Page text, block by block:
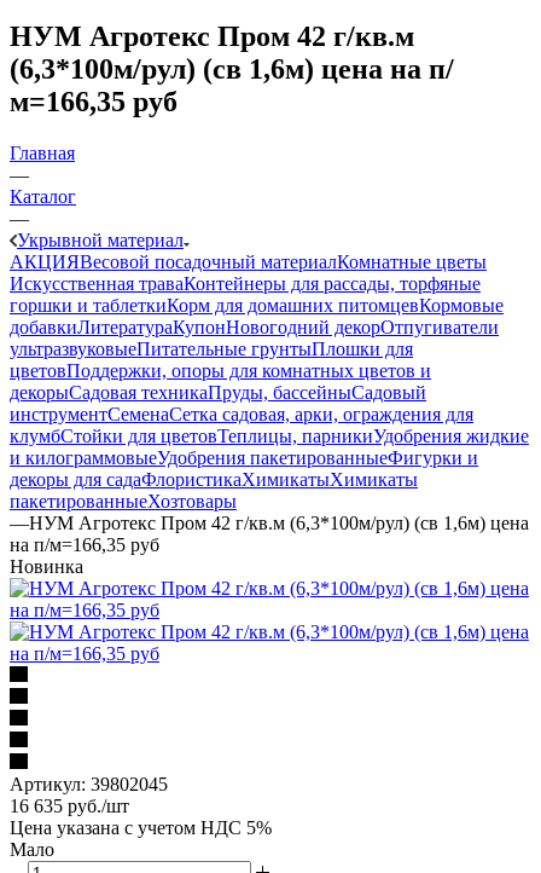
НУМ Агротекс Пром 42 г/кв.м
(6,3*100м/рул) (св 1,6м) цена на п/
м=166,35 руб
Главная
—
Каталог
—
Укрывной материал
АКЦИЯВесовой посадочный материалКомнатные цветы
Искусственная траваКонтейнеры для рассады, торфяные
горшки и таблеткиКорм для домашних питомцевКормовые
добавкиЛитератураКупонНовогодний декорОтпугиватели
ультразвуковыеПитательные грунтыПлошки для
цветовПоддержки, опоры для комнатных цветов и
декорыСадовая техникаПруды, бассейныСадовый
инструментСеменаСетка садовая, арки, ограждения для
клумбСтойки для цветовТеплицы, парникиУдобрения жидкие
и килограммовыеУдобрения пакетированныеФигурки и
декоры для садаФлористикаХимикатыХимикаты
пакетированныеХозтовары
—НУМ Агротекс Пром 42 г/кв.м (6,3*100м/рул) (св 1,6м) цена
на п/м=166,35 руб
Новинка
Артикул: 39802045
16 635 руб./шт
Цена указана с учетом НДС 5%
Мало